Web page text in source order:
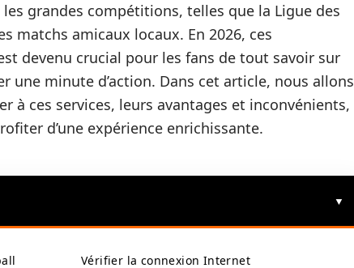
grandes compétitions, telles que la Ligue des
matchs amicaux locaux. En 2026, ces
devenu crucial pour les fans de tout savoir sur
une minute d’action. Dans cet article, nous allons
à ces services, leurs avantages et inconvénients,
d’une expérience enrichissante.
Vérifier la connexion Internet